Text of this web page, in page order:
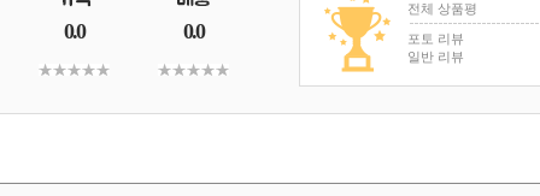
0.0 0.0
전체 상품평
포토 리뷰
일반 리뷰